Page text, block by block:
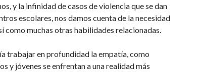
y la infinidad de casos de violencia que se dan
escolares, nos damos cuenta de la necesidad
como muchas otras habilidades relacionadas.
trabajar en profundidad la empatía, como
y jóvenes se enfrentan a una realidad más